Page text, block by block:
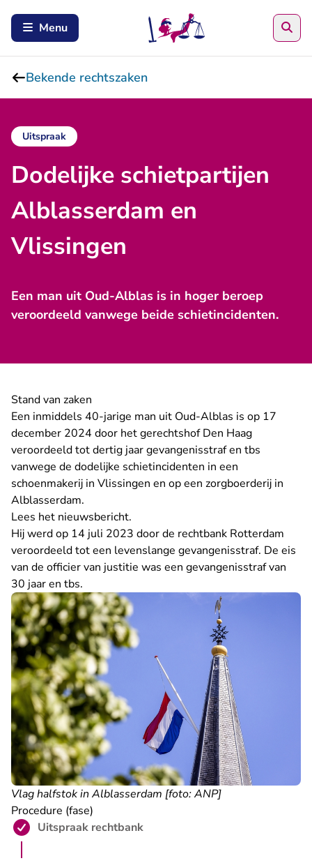
Menu
Bekende rechtszaken
Uitspraak
Dodelijke schietpartijen
Alblasserdam en
Vlissingen
​Een man uit Oud-Alblas is in hoger beroep
veroordeeld vanwege beide schietincidenten.
Stand van zaken
Een inmiddels 40-jarige man uit Oud-Alblas is op 17
december 2024 door het gerechtshof Den Haag
veroordeeld tot dertig jaar gevangenisstraf en tbs
vanwege de dodelijke schietincidenten in een
schoenmakerij in Vlissingen en op een zorgboerderij in
Alblasserdam.
Lees het nieuwsbericht.
Hij werd op 14 juli 2023 door de rechtbank Rotterdam
veroordeeld tot een levenslange gevangenisstraf. De eis
van de officier van justitie was een gevangenisstraf van
30 jaar en tbs.
Vlag halfstok in Alblasserdam [foto: ANP]
Procedure (fase)
Stap 1 is voltooid:
Uitspraak rechtbank